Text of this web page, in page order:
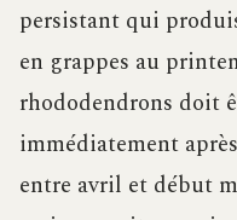
persistant qui
en grappes au
rhododendrons doit
immédiatement
entre avril et début